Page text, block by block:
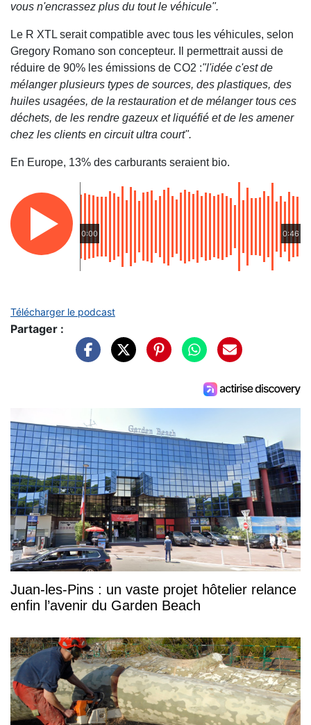
vous n'encrassez plus du tout le véhicule".
Le R XTL serait compatible avec tous les véhicules, selon
Gregory Romano son concepteur. Il permettrait aussi de
réduire de 90% les émissions de CO2 :"l'idée c'est de
mélanger plusieurs types de sources, des plastiques, des
huiles usagées, de la restauration et de mélanger tous ces
déchets, de les rendre gazeux et liquéfié et de les amener
chez les clients en circuit ultra court".
En Europe, 13% des carburants seraient bio.
0:00 0:46
Télécharger le podcast
Partager :
Juan-les-Pins : un vaste projet hôtelier relance
enfin l’avenir du Garden Beach